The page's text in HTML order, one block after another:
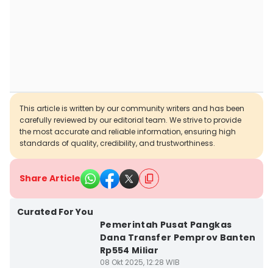
This article is written by our community writers and has been
carefully reviewed by our editorial team. We strive to provide
the most accurate and reliable information, ensuring high
standards of quality, credibility, and trustworthiness.
Share Article
Curated For You
Pemerintah Pusat Pangkas
Dana Transfer Pemprov Banten
Rp554 Miliar
08 Okt 2025, 12:28 WIB